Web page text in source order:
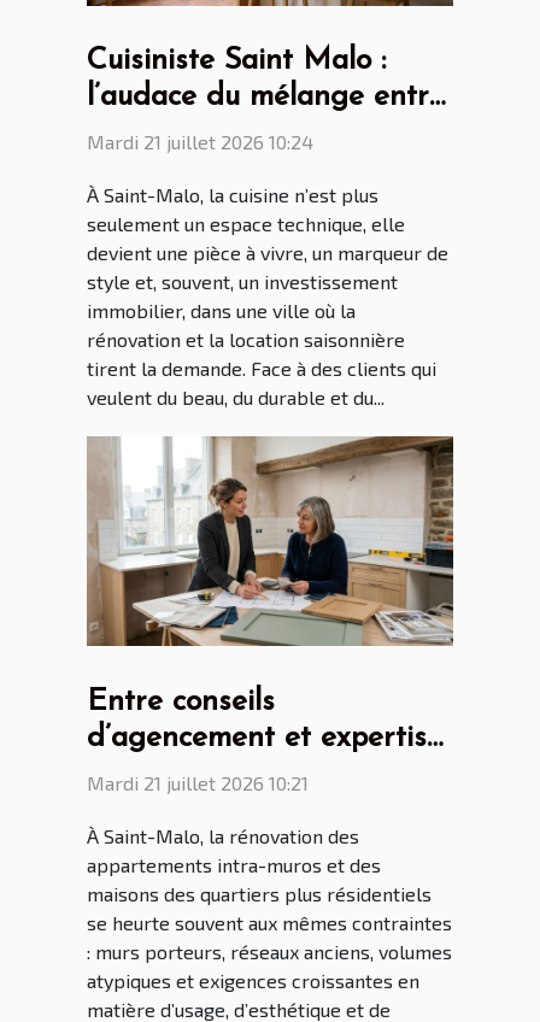
Cuisiniste Saint Malo :
l’audace du mélange entre
design scandinave et
Mardi 21 juillet 2026 10:24
À Saint-Malo, la cuisine n’est plus
seulement un espace technique, elle
devient une pièce à vivre, un marqueur de
style et, souvent, un investissement
immobilier, dans une ville où la
rénovation et la location saisonnière
tirent la demande. Face à des clients qui
veulent du beau, du durable et du...
Entre conseils
d’agencement et expertise
: le rôle clé du cuisiniste
rénovation malouine
Mardi 21 juillet 2026 10:21
À Saint-Malo, la rénovation des
appartements intra-muros et des
maisons des quartiers plus résidentiels
se heurte souvent aux mêmes contraintes
: murs porteurs, réseaux anciens, volumes
atypiques et exigences croissantes en
matière d’usage, d’esthétique et de